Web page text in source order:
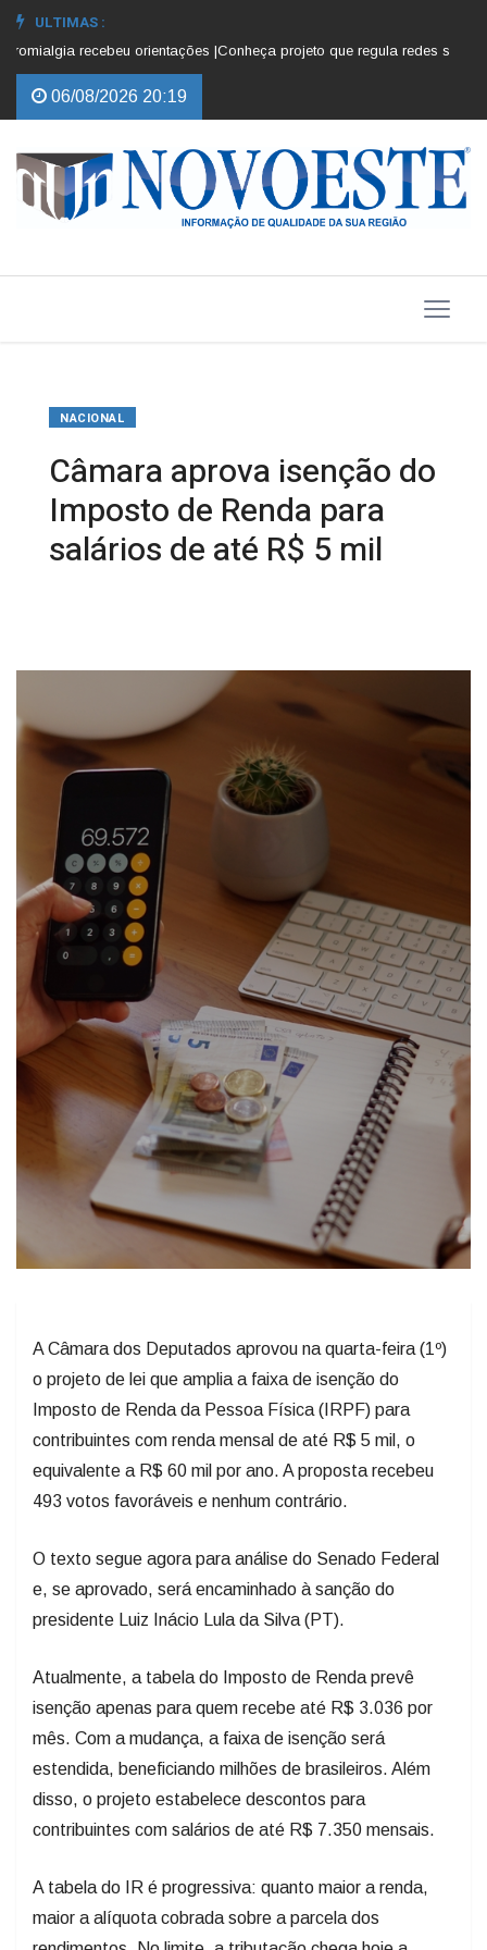
ULTIMAS :
recebeu orientações |Conheça projeto que regula redes sociais
06/08/2026 20:19
NACIONAL
Câmara aprova isenção do
Imposto de Renda para
salários de até R$ 5 mil
A Câmara dos Deputados aprovou na quarta-feira (1º)
o projeto de lei que amplia a faixa de isenção do
Imposto de Renda da Pessoa Física (IRPF) para
contribuintes com renda mensal de até R$ 5 mil, o
equivalente a R$ 60 mil por ano. A proposta recebeu
493 votos favoráveis e nenhum contrário.
O texto segue agora para análise do Senado Federal
e, se aprovado, será encaminhado à sanção do
presidente Luiz Inácio Lula da Silva (PT).
Atualmente, a tabela do Imposto de Renda prevê
isenção apenas para quem recebe até R$ 3.036 por
mês. Com a mudança, a faixa de isenção será
estendida, beneficiando milhões de brasileiros. Além
disso, o projeto estabelece descontos para
contribuintes com salários de até R$ 7.350 mensais.
A tabela do IR é progressiva: quanto maior a renda,
maior a alíquota cobrada sobre a parcela dos